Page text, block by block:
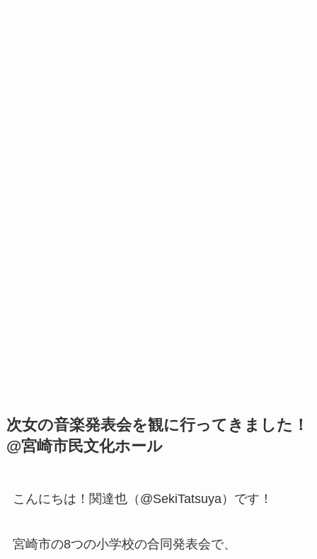
次女の音楽発表会を観に行ってきました！
@宮崎市民文化ホール
こんにちは！関達也（@SekiTatsuya）です！
宮崎市の8つの小学校の合同発表会で、